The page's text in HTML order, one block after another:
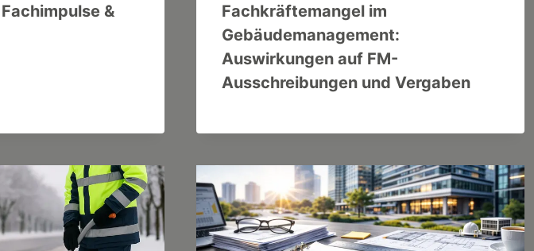
&
Fachkräftemangel im
Gebäudemanagement:
Auswirkungen auf FM-
Ausschreibungen und Vergaben